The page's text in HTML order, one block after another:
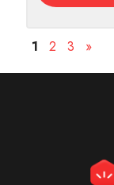
1 2 3 »